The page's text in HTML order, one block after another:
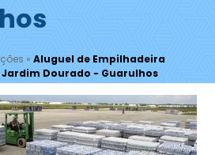
» Aluguel de Empilhadeira
Dourado - Guarulhos